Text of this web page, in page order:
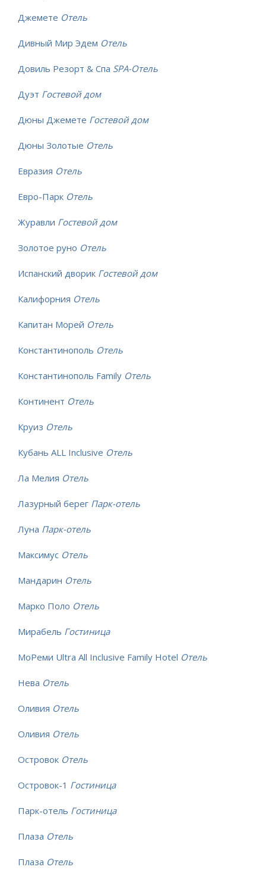
Джемете Отель
Дивный Мир Эдем Отель
Довиль Резорт & Спа SPA-Отель
Дуэт Гостевой дом
Дюны Джемете Гостевой дом
Дюны Золотые Отель
Евразия Отель
Евро-Парк Отель
Журавли Гостевой дом
Золотое руно Отель
Испанский дворик Гостевой дом
Калифорния Отель
Капитан Морей Отель
Константинополь Отель
Константинополь Family Отель
Континент Отель
Круиз Отель
Кубань ALL Inclusive Отель
Ла Мелия Отель
Лазурный берег Парк-отель
Луна Парк-отель
Максимус Отель
Мандарин Отель
Марко Поло Отель
Мирабель Гостиница
МоРеми Ultra All Inclusive Family Hotel Отель
Нева Отель
Оливия Отель
Оливия Отель
Островок Отель
Островок-1 Гостиница
Парк-отель Гостиница
Плаза Отель
Плаза Отель